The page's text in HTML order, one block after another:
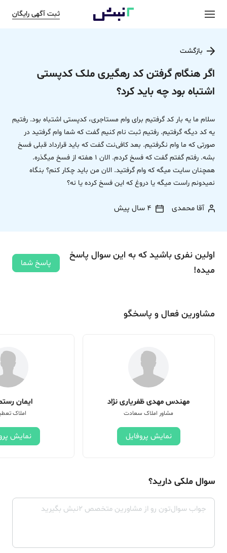
ثبت آگهی رایگان
بازگشت
اگر هنگام گرفتن کد رهگیری ملک کدپستی
اشتباه بود چه باید کرد؟
سلام ما یه بار کد گرفتیم برای وام مستاجری، کدپستی اشتباه بود. رفتیم
یه کد دیگه گرفتیم. رفتیم ثبت نام کنیم گفت که شما وام گرفتید در
صورتی که ما وام نگرفتیم. بعد کافی‌نت گفت که باید قرارداد قبلی فسخ
بشه. رفتم گفتم گفت که فسخ کردم. الان 1 هفته از فسخ میگذره.
همچنان سایت میگه که وام گرفتید. الان من باید چکار کنم؟ بنگاه
نمیدونم راست میگه یا دروغ که این فسخ کرده یا نه؟
آقا محمدی 4 سال پیش
اولین نفری باشید که به این سوال پاسخ
میده!
پاسخ شما
مشاورین فعال و پاسخگو
مهندس مهدی ظفریاری نژاد
مشاور املاک سعادت
نمایش پروفایل
ایمان
املاک
نمایش
سوال ملکی دارید؟